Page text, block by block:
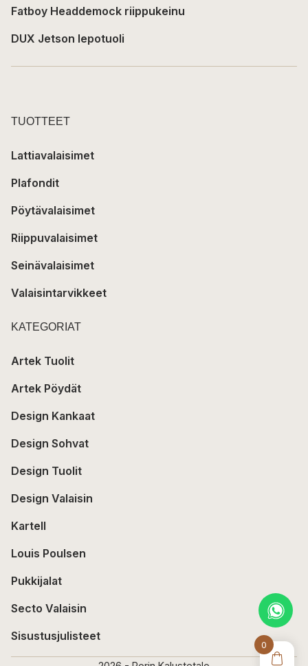
0
Fatboy Headdemock riippukeinu
DUX Jetson lepotuoli
TUOTTEET
Lattiavalaisimet
Plafondit
Pöytävalaisimet
Riippuvalaisimet
Seinävalaisimet
Valaisintarvikkeet
KATEGORIAT
Artek Tuolit
Artek Pöydät
Design Kankaat
Design Sohvat
Design Tuolit
Design Valaisin
Kartell
Louis Poulsen
Pukkijalat
Secto Valaisin
Sisustusjulisteet